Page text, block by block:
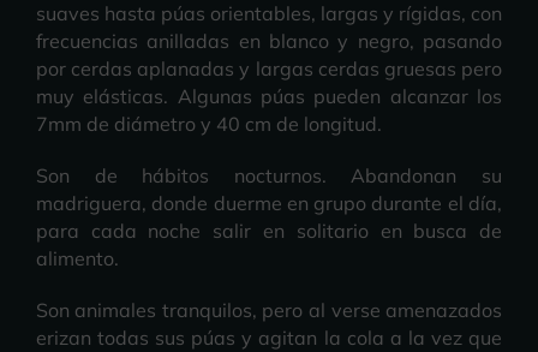
suaves hasta púas orientables, largas y rígidas, con
frecuencias anilladas en blanco y negro, pasando
por cerdas aplanadas y largas cerdas gruesas pero
muy elásticas. Algunas púas pueden alcanzar los
7mm de diámetro y 40 cm de longitud.
Son de hábitos nocturnos. Abandonan su
madriguera, donde duerme en grupo durante el día,
para cada noche salir en solitario en busca de
alimento.
Son animales tranquilos, pero al verse amenazados
erizan todas sus púas y agitan la cola a la vez que